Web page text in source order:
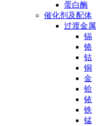
蛋白酶
催化剂及配体
过渡金属
镉
铬
钴
铜
金
铪
铱
铁
锰